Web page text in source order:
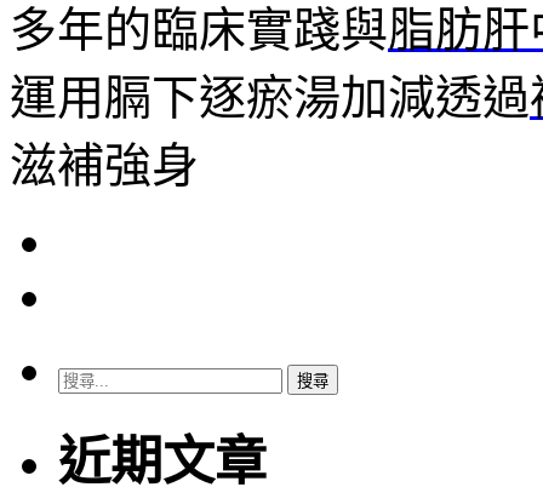
多年的臨床實踐與脂肪肝
運用膈下逐瘀湯加減透過
滋補強身
搜
關
鍵
近期文章